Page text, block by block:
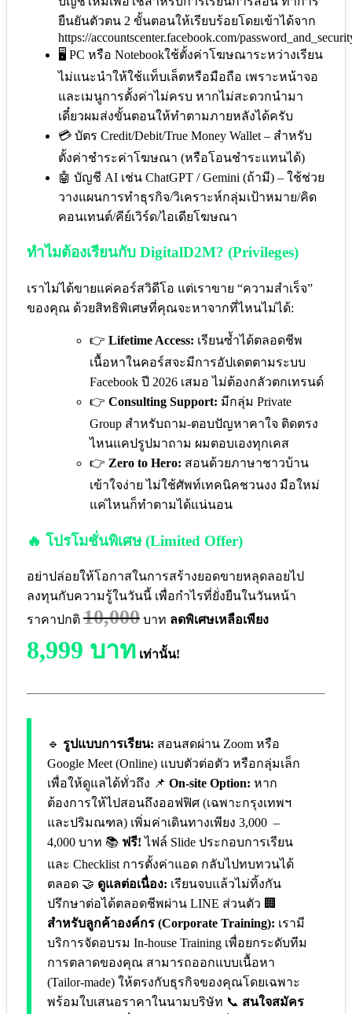
ยืนยันตัวตน 2 ขั้นตอนให้เรียบร้อยโดยเข้าได้จาก
https://accountscenter.facebook.com/
🖥 PC หรือ Notebookใช้ตั้งค่าโฆษณาระหว่างเรียน
ไม่แนะนำให้ใช้แท็บเล็ตหรือมือถือ เพราะหน้าจอ
และเมนูการตั้งค่าไม่ครบ หากไม่สะดวกนำมา
เดี๋ยวผมส่งขั้นตอนให้ทำตามภายหลังได้ครับ
💳 บัตร Credit/Debit/True Money Wallet – สำหรับ
ตั้งค่าชำระค่าโฆษณา (หรือโอนชำระแทนได้)
🤖 บัญชี AI เช่น ChatGPT / Gemini (ถ้ามี) – ใช้ช่วย
วางแผนการทำธุรกิจ/วิเคราะห์กลุ่มเป้าหมาย/คิด
คอนเทนต์/คีย์เวิร์ด/ไอเดียโฆษณา
ทำไมต้องเรียนกับ DigitalD2M? (Privileges)
เราไม่ได้ขายแค่คอร์สวิดีโอ แต่เราขาย “ความสำเร็จ”
ของคุณ ด้วยสิทธิพิเศษที่คุณจะหาจากที่ไหนไม่ได้:
👉 Lifetime Access: เรียนซ้ำได้ตลอดชีพ
เนื้อหาในคอร์สจะมีการอัปเดตตามระบบ
Facebook ปี 2026 เสมอ ไม่ต้องกลัวตกเทรนด์
👉 Consulting Support: มีกลุ่ม Private
Group สำหรับถาม-ตอบปัญหาคาใจ ติดตรง
ไหนแคปรูปมาถาม ผมตอบเองทุกเคส
👉 Zero to Hero: สอนด้วยภาษาชาวบ้าน
เข้าใจง่าย ไม่ใช้ศัพท์เทคนิคชวนงง มือใหม่
แค่ไหนก็ทำตามได้แน่นอน
🔥 โปรโมชั่นพิเศษ (Limited Offer)
อย่าปล่อยให้โอกาสในการสร้างยอดขายหลุดลอยไป
ลงทุนกับความรู้ในวันนี้ เพื่อกำไรที่ยั่งยืนในวันหน้า
ราคาปกติ 10,000 บาท ลดพิเศษเหลือเพียง
8,999 บาท เท่านั้น!
🔹 รูปแบบการเรียน: สอนสดผ่าน Zoom หรือ
Google Meet (Online) แบบตัวต่อตัว หรือกลุ่มเล็ก
เพื่อให้ดูแลได้ทั่วถึง 📌 On-site Option: หาก
ต้องการให้ไปสอนถึงออฟฟิศ (เฉพาะกรุงเทพฯ
และปริมณฑล) เพิ่มค่าเดินทางเพียง 3,000 –
4,000 บาท 📚 ฟรี! ไฟล์ Slide ประกอบการเรียน
และ Checklist การตั้งค่าแอด กลับไปทบทวนได้
ตลอด 🤝 ดูแลต่อเนื่อง: เรียนจบแล้วไม่ทิ้งกัน
ปรึกษาต่อได้ตลอดชีพผ่าน LINE ส่วนตัว 🏢
สำหรับลูกค้าองค์กร (Corporate Training): เรามี
บริการจัดอบรม In-house Training เพื่อยกระดับทีม
การตลาดของคุณ สามารถออกแบบเนื้อหา
(Tailor-made) ให้ตรงกับธุรกิจของคุณโดยเฉพาะ
พร้อมใบเสนอราคาในนามบริษัท 📞 สนใจสมัคร